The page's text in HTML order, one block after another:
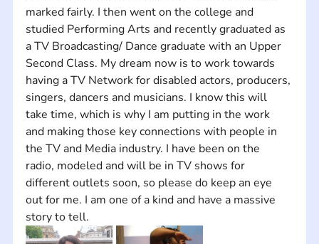
marked fairly. I then went on the college and
studied Performing Arts and recently graduated as
a TV Broadcasting/ Dance graduate with an Upper
Second Class. My dream now is to work towards
having a TV Network for disabled actors, producers,
singers, dancers and musicians. I know this will
take time, which is why I am putting in the work
and making those key connections with people in
the TV and Media industry. I have been on the
radio, modeled and will be in TV shows for
different outlets soon, so please do keep an eye
out for me. I am one of a kind and have a massive
story to tell.